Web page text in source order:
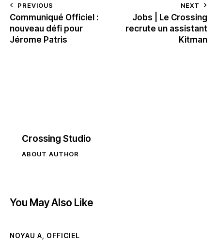
PREVIOUS
Communiqué Officiel :
nouveau défi pour
Jérome Patris
NEXT
Jobs | Le Crossing
recrute un assistant
Kitman
Crossing Studio
ABOUT AUTHOR
You May Also Like
NOYAU A OFFICIEL